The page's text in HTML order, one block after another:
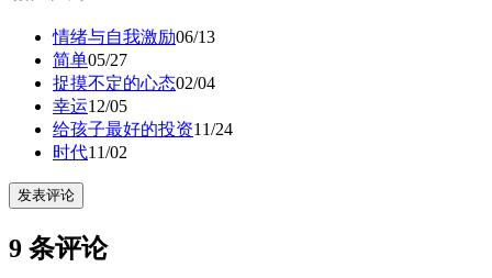
情绪与自我激励06/13
简单05/27
捉摸不定的心态02/04
幸运12/05
给孩子最好的投资11/24
时代11/02
发表评论
9 条评论